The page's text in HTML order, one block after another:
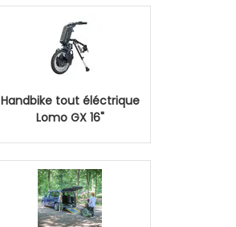
Handbike tout éléctrique
Lomo GX 16"